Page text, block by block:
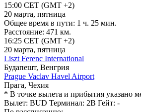
15:00 CET (GMT +2)
20 марта, пятница
Общее время в пути: 1 ч. 25 мин.
Расстояние: 471 км.
16:25 CET (GMT +2)
20 марта, пятница
Liszt Ferenc International
Будапешт, Венгрия
Prague Vaclav Havel Airport
Прага, Чехия
* В точке вылета и прибытия указано
Вылет: BUD Терминал: 2B Гейт: -